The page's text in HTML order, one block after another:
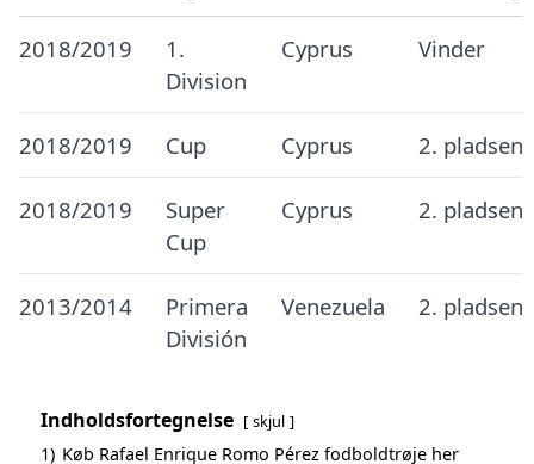
2018/2019
1.
Division
Cyprus Vinder
2018/2019 Cup Cyprus 2. pladsen
2018/2019
Super
Cup
Cyprus 2. pladsen
2013/2014
Primera
División
Venezuela 2. pladsen
Indholdsfortegnelse skjul
1) Køb Rafael Enrique Romo Pérez fodboldtrøje her